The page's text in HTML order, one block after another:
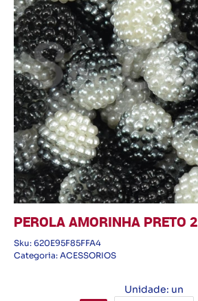
PEROLA AMORINHA PRETO
Sku: 620E95F85FFA4
Categoria: ACESSORIOS
Unidade: un